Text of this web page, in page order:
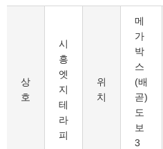
상
호
시
흥
엣
지
테
라
피
위
치
메
가
박
스
(배
곧)
도
보
3